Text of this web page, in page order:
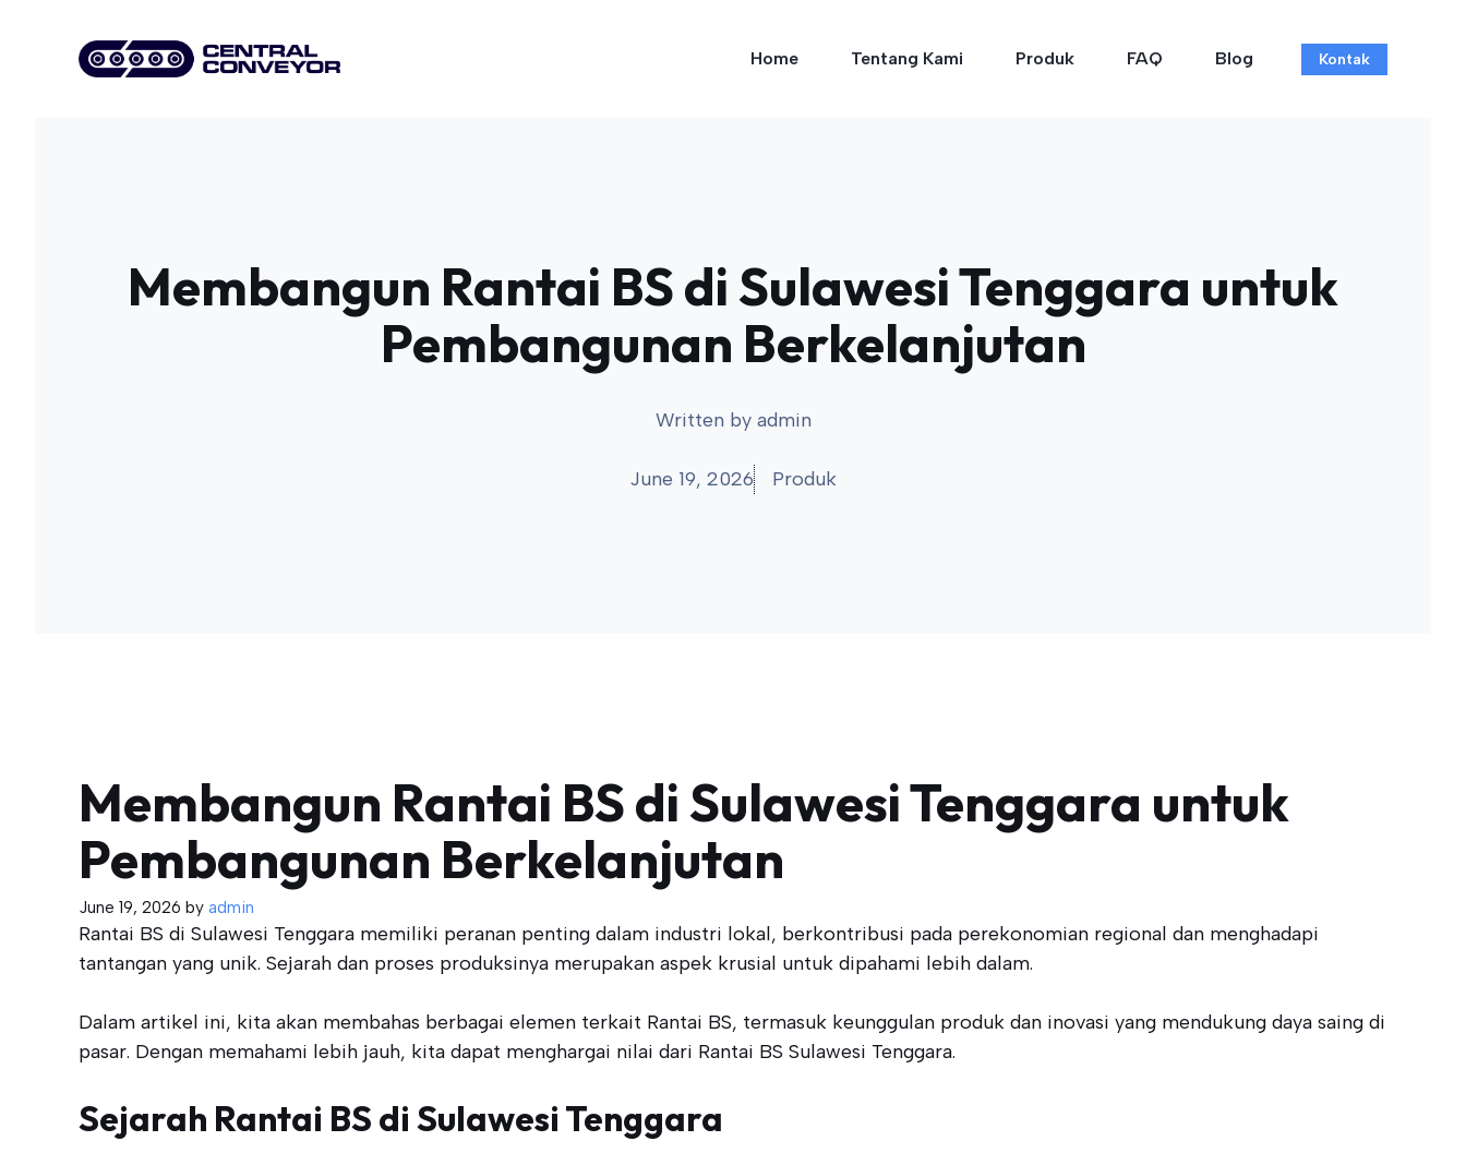
Home Tentang Kami Produk FAQ Blog Kontak
Membangun Rantai BS di Sulawesi Tenggara untuk
Pembangunan Berkelanjutan
Written by admin
June 19, 2026 Produk
Membangun Rantai BS di Sulawesi Tenggara untuk
Pembangunan Berkelanjutan
June 19, 2026 by admin
Rantai BS di Sulawesi Tenggara memiliki peranan penting dalam industri lokal, berkontribusi pada perekonomian regional dan menghadapi
tantangan yang unik. Sejarah dan proses produksinya merupakan aspek krusial untuk dipahami lebih dalam.
Dalam artikel ini, kita akan membahas berbagai elemen terkait Rantai BS, termasuk keunggulan produk dan inovasi yang mendukung daya saing di
pasar. Dengan memahami lebih jauh, kita dapat menghargai nilai dari Rantai BS Sulawesi Tenggara.
Sejarah Rantai BS di Sulawesi Tenggara